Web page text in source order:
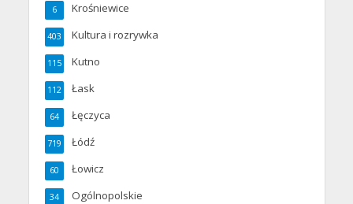
Krośniewice
6
Kultura i rozrywka
403
Kutno
115
Łask
112
Łęczyca
64
Łódź
719
Łowicz
60
Ogólnopolskie
34